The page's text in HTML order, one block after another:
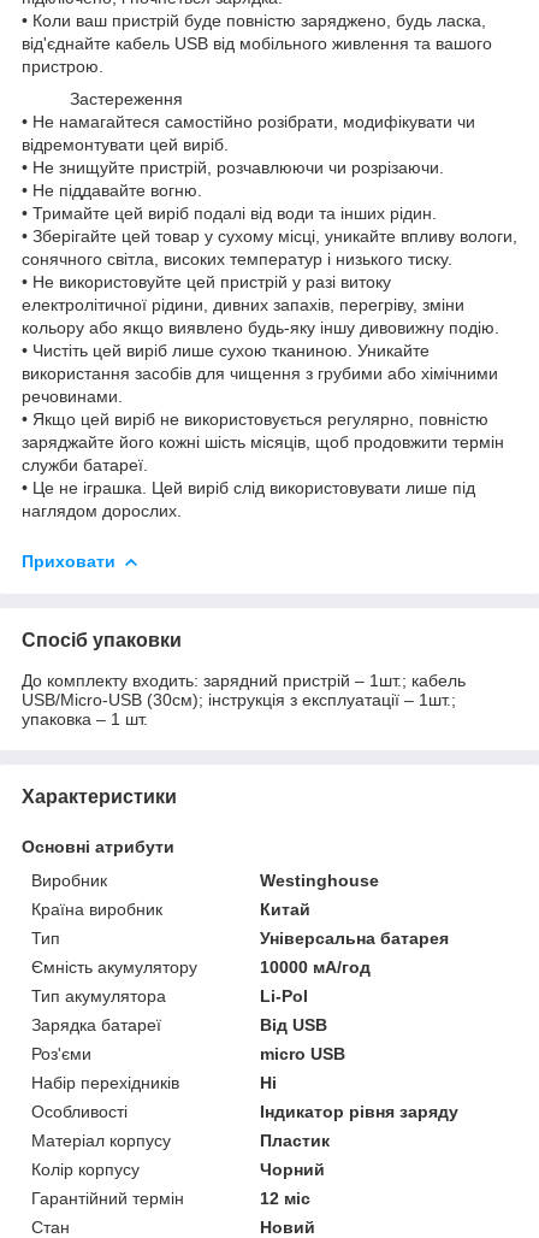
• Коли ваш пристрій буде повністю заряджено, будь ласка,
від'єднайте кабель USB від мобільного живлення та вашого
пристрою.
Застереження
• Не намагайтеся самостійно розібрати, модифікувати чи
відремонтувати цей виріб.
• Не знищуйте пристрій, розчавлюючи чи розрізаючи.
• Не піддавайте вогню.
• Тримайте цей виріб подалі від води та інших рідин.
• Зберігайте цей товар у сухому місці, уникайте впливу вологи,
сонячного світла, високих температур і низького тиску.
• Не використовуйте цей пристрій у разі витоку
електролітичної рідини, дивних запахів, перегріву, зміни
кольору або якщо виявлено будь-яку іншу дивовижну подію.
• Чистіть цей виріб лише сухою тканиною. Уникайте
використання засобів для чищення з грубими або хімічними
речовинами.
• Якщо цей виріб не використовується регулярно, повністю
заряджайте його кожні шість місяців, щоб продовжити термін
служби батареї.
• Це не іграшка. Цей виріб слід використовувати лише під
наглядом дорослих.
Приховати
Спосіб упаковки
До комплекту входить: зарядний пристрій – 1шт.; кабель
USB/Micro-USB (30см); інструкція з експлуатації – 1шт.;
упаковка – 1 шт.
Характеристики
Основні атрибути
Виробник
Westinghouse
Країна виробник
Китай
Тип
Універсальна батарея
Ємність акумулятору
10000 мА/год
Тип акумулятора
Li-Pol
Зарядка батареї
Від USB
Роз'єми
micro USB
Набір перехідників
Ні
Особливості
Індикатор рівня заряду
Матеріал корпусу
Пластик
Колір корпусу
Чорний
Гарантійний термін
12 міс
Стан
Новий